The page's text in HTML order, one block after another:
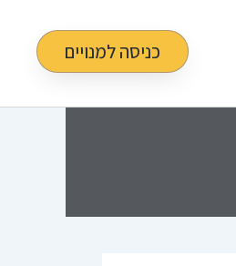
כניסה למנויים